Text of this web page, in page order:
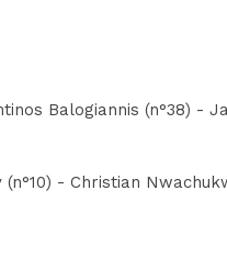
Balogiannis (n°38) -
- Christian